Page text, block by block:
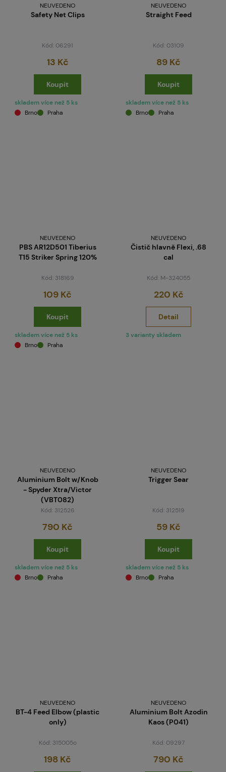
NEUVEDENO
Safety Net Clips
Kód: 06291
13 Kč
Koupit
skladem více než 5 ks
Brno
Praha
NEUVEDENO
Straight Feed
Kód: 03109
89 Kč
Koupit
skladem více než 5 ks
Brno
Praha
NEUVEDENO
PBS AR12D501 Tiberius
T15 Striker Spring 120%
Kód: 318169
109 Kč
Koupit
skladem více než 5 ks
Brno
Praha
NEUVEDENO
Čistič hlavně Flexi, .68
cal
Kód: M-324055
220 Kč
Detail
3 varianty skladem
NEUVEDENO
Aluminium Bolt w/Knob
- Spyder Xtra/Victor
(VBT082)
Kód: 312526
790 Kč
Koupit
skladem více než 5 ks
Brno
Praha
NEUVEDENO
Trigger Sear
Kód: 312519
59 Kč
Koupit
skladem více než 5 ks
Brno
Praha
NEUVEDENO
BT-4 Feed Elbow (plastic
only)
Kód: 315005o
198 Kč
NEUVEDENO
Aluminium Bolt Azodin
Kaos (P041)
Kód: 09297
790 Kč